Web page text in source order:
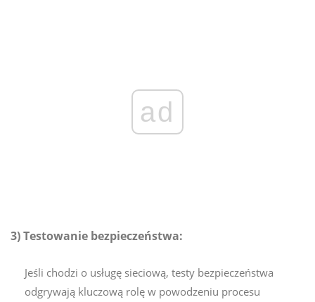
ad
3) Testowanie bezpieczeństwa:
Jeśli chodzi o usługę sieciową, testy bezpieczeństwa
odgrywają kluczową rolę w powodzeniu procesu